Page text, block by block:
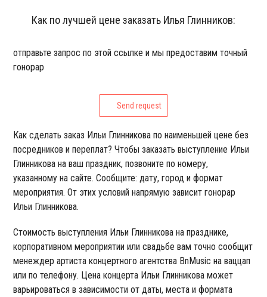
Как по лучшей цене заказать Илья Глинников:
отправьте запрос по этой ссылке и мы предоставим точный
гонорар
Send request
Как сделать заказ Ильи Глинникова по наименьшей цене без
посредников и переплат? Чтобы заказать выступление Ильи
Глинникова на ваш праздник, позвоните по номеру,
указанному на сайте. Сообщите: дату, город и формат
мероприятия. От этих условий напрямую зависит гонорар
Ильи Глинникова.
Стоимость выступления Ильи Глинникова на празднике,
корпоративном мероприятии или свадьбе вам точно сообщит
менеждер артиста концертного агентства BnMusic на ваццап
или по телефону. Цена концерта Ильи Глинникова может
варьироваться в зависимости от даты, места и формата